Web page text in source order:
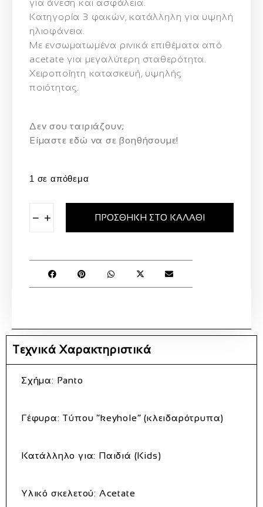
για άνεση και ασφάλεια.
Κατηγορία 3 φακών, κατάλληλη για υψηλή
ηλιοφάνεια.
Με ενσωματωμένα ρινικά επιθέματα από
acetate για μεγαλύτερη σταθερότητα.
Χειροποίητη κατασκευή, υψηλής
ποιότητας.
Δεν σου ταιριάζουν;
Eίμαστε εδώ να σε βοηθήσουμε!
1 σε απόθεμα
− + ΠΡΟΣΘΉΚΗ ΣΤΟ ΚΑΛΆΘΙ
Τεχνικά Χαρακτηριστικά
Σχήμα: Panto
Γέφυρα: Τύπου “keyhole” (κλειδαρότρυπα)
Κατάλληλο για: Παιδιά (Kids)
Υλικό σκελετού: Acetate